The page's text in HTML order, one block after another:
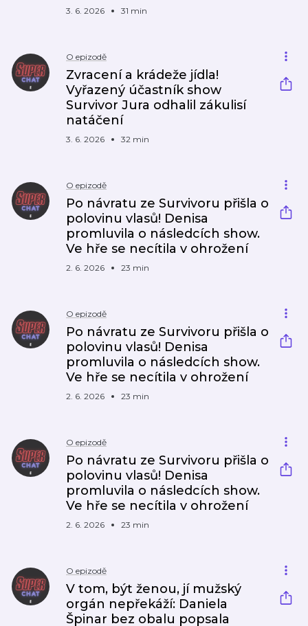
3. 6. 2026 31 min
O epizodě
Zvracení a krádeže jídla!
Vyřazený účastník show
Survivor Jura odhalil zákulisí
natáčení
3. 6. 2026 32 min
O epizodě
Po návratu ze Survivoru přišla o
polovinu vlasů! Denisa
promluvila o následcích show.
Ve hře se necítila v ohrožení
2. 6. 2026 23 min
O epizodě
Po návratu ze Survivoru přišla o
polovinu vlasů! Denisa
promluvila o následcích show.
Ve hře se necítila v ohrožení
2. 6. 2026 23 min
O epizodě
Po návratu ze Survivoru přišla o
polovinu vlasů! Denisa
promluvila o následcích show.
Ve hře se necítila v ohrožení
2. 6. 2026 23 min
O epizodě
V tom, být ženou, jí mužský
orgán nepřekáží: Daniela
Špinar bez obalu popsala